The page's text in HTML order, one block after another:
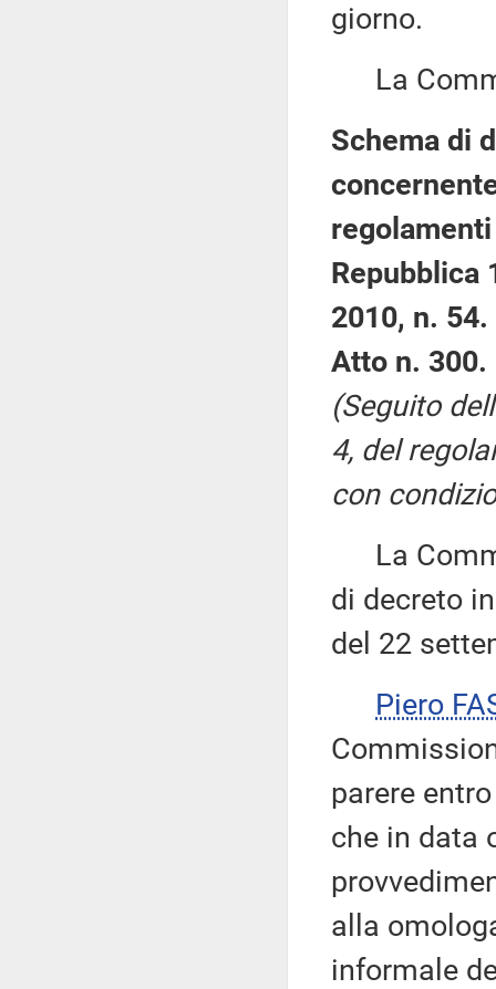
giorno.
La
Schema di
Repubblica
2010, n. 54.
Atto n. 300.
(Seguito
4, del
con
La
di decreto
del 22
Piero
parere
che in data
alla
informale